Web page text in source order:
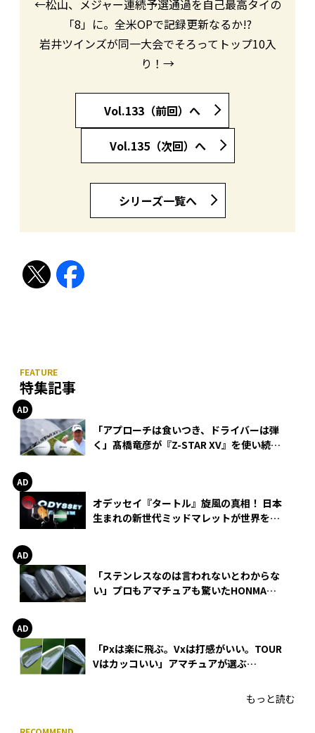
←松山、メジャー連続予選通過を自己最高タイの
「8」に。全米OPで記録更新なるか!?
岩井ツインズが同一大会でそろってトップ10入
り！→
Vol.133（前回）へ
Vol.135（次回）へ
シリーズ一覧へ
特集記事
「アプローチは食いつき、ドライバーは弾
く」髙橋竜彦が『Z-STAR XV』を使い続け
オデッセイ『タートル』旋風の真相！ 日本
生まれの新世代ミッドマレットが世界を席
「ステンレスなのは言われないとわからな
い」プロもアマチュアも驚いたHONMA
「Pxは楽に飛ぶ。Vxは打感がいい。TOUR
Vはカッコいい」アマチュアが選ぶ
もっと読む